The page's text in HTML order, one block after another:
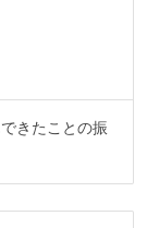
きたことの振